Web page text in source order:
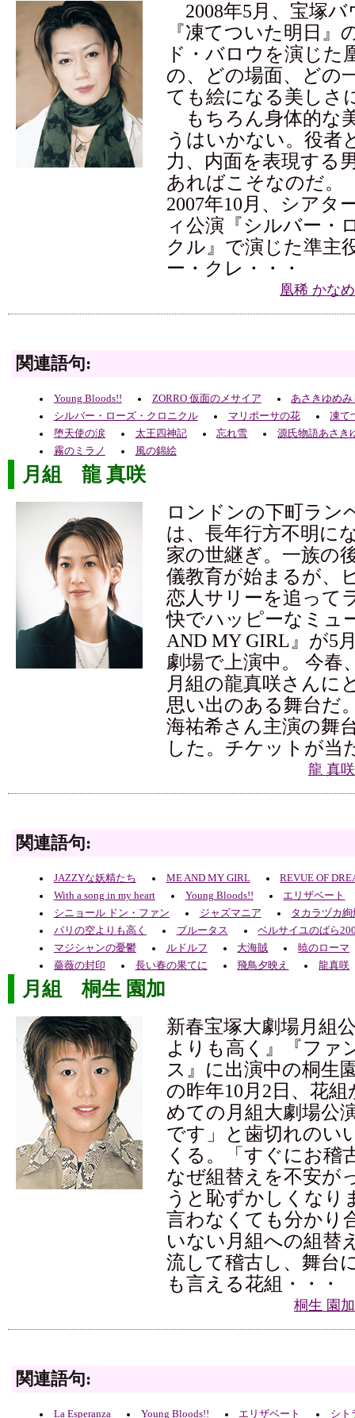
2008年5月、宝塚バ
『凍てついた明日』
ド・バロウを演じた
の、どの場面、どの
ても絵になる美しさ
もちろん身体的な
うはいかない。役者
力、内面を表現する
あればこそなのだ
2007年10月、シアタ
ィ公演『シルバー・
クル』で演じた準主
ー・クレ・・・
凰稀 かな
関連語句:
Young Bloods!! ZORRO 仮面のメサイア
あさきゆめみ
シルバー・ローズ・クロニクル
マリポーサの花
凍て
堕天使の涙
太王四神記 忘れ雪
源氏物語あさき
霧のミラノ
風の錦絵
月組 龍 真咲
ロンドンの下町ラン
は、長年行方不明に
家の世継ぎ。一族の
儀教育が始まるが、
恋人サリーを追って
快でハッピーなミュ
AND MY GIRL』が5
劇場で上演中。 今春
月組の龍真咲さんに
思い出のある舞台だ
海祐希さん主演の舞
した。チケットが当
龍 真
関連語句:
JAZZYな妖精たち ME AND MY GIRL
REVUE OF
With a song in my heart
Young Bloods!!
エリザベート
シニョール ドン・ファン
ジャズマニア
タカラヅカ
パリの空よりも高く
ブルータス
ベルサイユのばら
マジシャンの憂鬱
ルドルフ 大海賊
暁のローマ
薔薇の封印
長い春の果てに 飛鳥夕映え 龍真咲
月組 桐生 園加
新春宝塚大劇場月組
よりも高く』『ファ
ス』に出演中の桐生
の昨年10月2日、花
めての月組大劇場公
です」と歯切れのい
くる。「すぐにお稽
なぜ組替えを不安が
うと恥ずかしくなり
言わなくても分かり
いない月組への組替
流して稽古し、舞台
も言える花組・・・
桐生 園
関連語句:
La Esperanza Young Bloods!! エリザベート シト